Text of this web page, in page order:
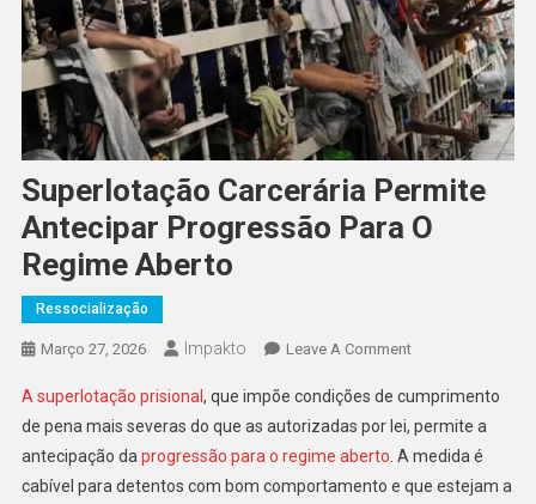
Superlotação Carcerária Permite
Antecipar Progressão Para O
Regime Aberto
Ressocialização
Março 27, 2026 Impakto Leave A CommentOn
Carcerária
Permite
Antecipar
Progressão
A superlotação prisional , que impõe condições de cumprimento
de pena mais severas do que as autorizadas por lei, permite a
antecipação da progressão para o regime aberto . A medida é
cabível para detentos com bom comportamento e que estejam a